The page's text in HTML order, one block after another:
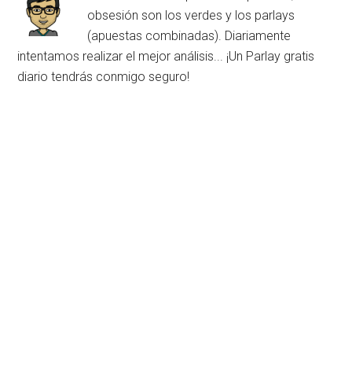
obsesión son los verdes y los parlays
(apuestas combinadas). Diariamente
intentamos realizar el mejor análisis... ¡Un Parlay gratis
diario tendrás conmigo seguro!